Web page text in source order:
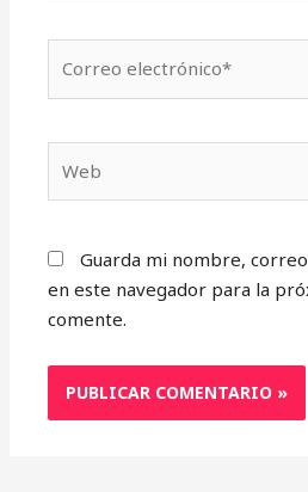
electrónico*
Guarda mi nombre,
en este navegador para la
comente.